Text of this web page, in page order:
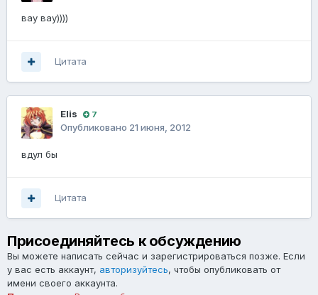
вау вау))))
Цитата
Elis 7
Опубликовано 21 июня, 2012
вдул бы
Цитата
Присоединяйтесь к обсуждению
Вы можете написать сейчас и зарегистрироваться позже. Если
у вас есть аккаунт, авторизуйтесь, чтобы опубликовать от
имени своего аккаунта.